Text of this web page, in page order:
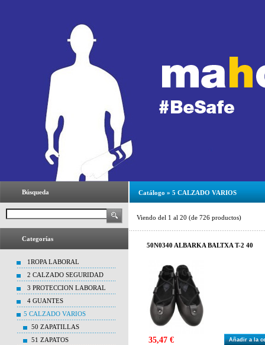
Búsqueda
Categorías
1ROPA LABORAL
2 CALZADO SEGURIDAD
3 PROTECCION LABORAL
4 GUANTES
5 CALZADO VARIOS
50 ZAPATILLAS
51 ZAPATOS
Catálogo » 5 CALZADO VARIOS
Viendo del 1 al 20 (de 726 productos)
50N0340 ALBARKA BALTXA T-2 40
35,47 € Añadir a la